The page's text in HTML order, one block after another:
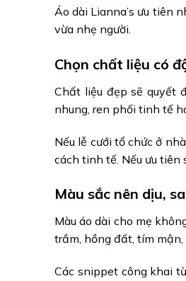
Áo dài Lianna’s ưu tiên
vừa nhẹ người.
Chọn chất liệu có
Chất liệu đẹp sẽ quyết
nhung, ren phối tinh tế
Nếu lễ cưới tổ chức ở
cách tinh tế. Nếu ưu tiên
Màu sắc nên dịu,
Màu áo dài cho mẹ
trầm, hồng đất, tím
Các snippet công khai